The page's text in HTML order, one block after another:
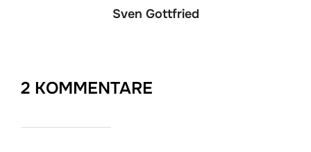
Sven Gottfried
2 KOMMENTARE